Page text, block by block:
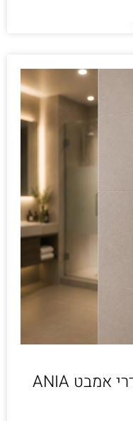
שואב יונק 125 מ"מ לחדרי אמבט ANIA